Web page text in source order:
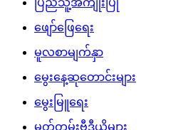
ပြည်သူ့အကျိုးပြု
ဖျော်ဖြေရေး
မူလစာမျက်နှာ
မွေးနေ့ဆုတောင်းများ
မွေးမြူရေး
မှတ်တမ်းဗီဒီယိုများ